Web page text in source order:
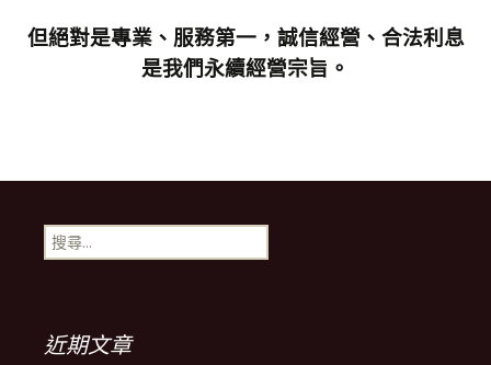
但絕對是專業、服務第一，誠信經營、合法利息
是我們永續經營宗旨。
搜
尋
近期文章